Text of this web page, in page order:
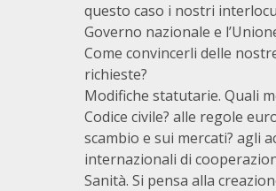
questo caso i nostri
Governo nazionale e
Come convincerli delle
richieste?
Modifiche statutarie. Quali
Codice civile? alle regole
scambio e sui mercati? agli
internazionali di
Sanità. Si pensa alla